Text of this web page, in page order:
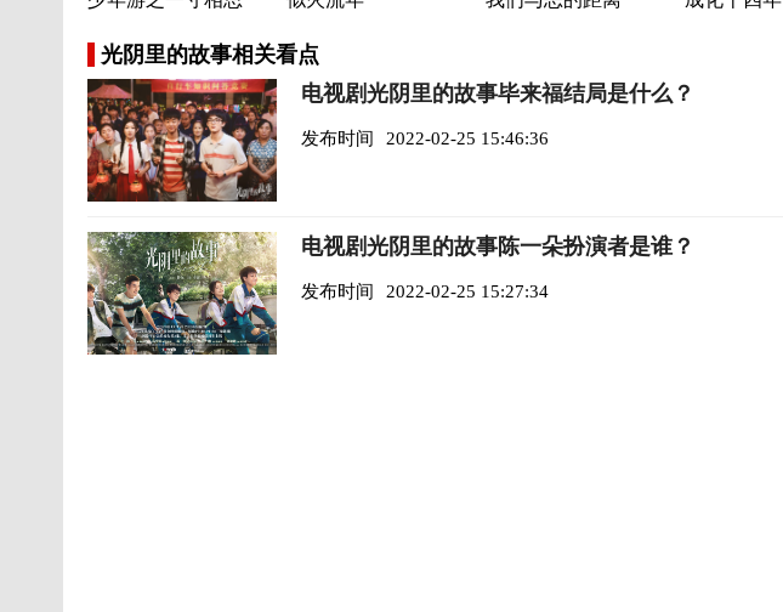
光阴里的故事相关看点
电视剧光阴里的故事毕来福结局是什么？
发布时间 2022-02-25 15:46:36
电视剧光阴里的故事陈一朵扮演者是谁？
发布时间 2022-02-25 15:27:34